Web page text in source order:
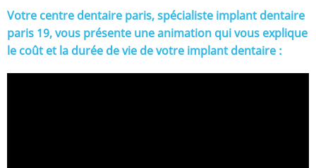
Votre centre dentaire paris, spécialiste implant dentaire
paris 19, vous présente une animation qui vous explique
le coût et la durée de vie de votre implant dentaire :